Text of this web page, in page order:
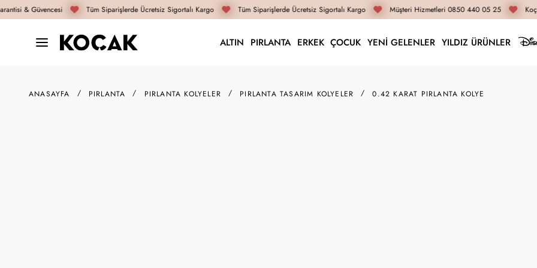
& Güvencesi Tüm Siparişlerde Ücretsiz Sigortalı Kargo Tüm Siparişlerde Ücretsiz Sigortalı Kargo Müşteri Hizmetleri 0850 440 05 25
ALTIN PIRLANTA ERKEK ÇOCUK YENİ GELENLER YILDIZ ÜRÜNLER
ANASAYFA PIRLANTA PIRLANTA KOLYELER PIRLANTA TASARIM KOLYELER 0.42 KARAT PIRLANTA KOLYE